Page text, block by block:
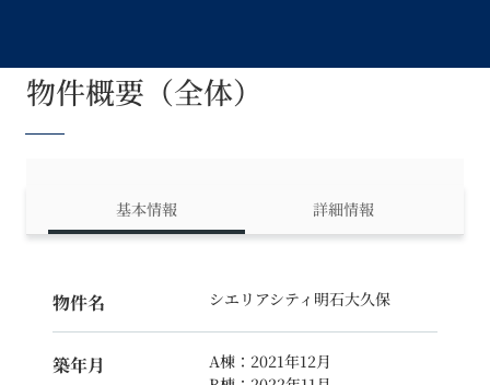
物件概要（全体）
基本情報 詳細情報
物件名 シエリアシティ明石大久保
築年月
A棟：2021年12月